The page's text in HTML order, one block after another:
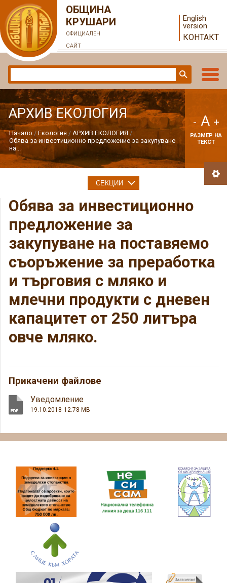
ОБЩИНА
КРУШАРИ
ОФИЦИАЛЕН
САЙТ
English
version
КОНТАКТ
АРХИВ ЕКОЛОГИЯ
Начало Екология
АРХИВ ЕКОЛОГИЯ
Обява за инвестиционно предложение за закупуване
на...
- A +
РАЗМЕР НА
ТЕКСТ
Обява за инвестиционно
предложение за
закупуване на поставяемо
съоръжение за преработка
и търговия с мляко и
млечни продукти с дневен
капацитет от 250 литъра
овче мляко.
Прикачени файлове
Уведомление
19.10.2018 12.78 MB
СЕКЦИИ